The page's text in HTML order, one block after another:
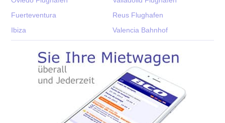
Fuerteventura
Reus Flughafen
Ibiza
Valencia Bahnhof